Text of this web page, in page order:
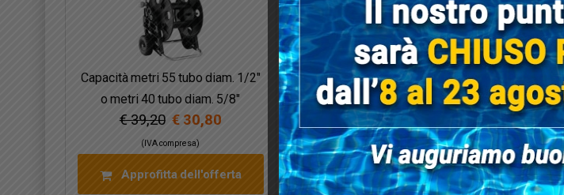
Capacità metri 55 tubo diam. 1/2″
o metri 40 tubo diam. 5/8″
€ 39,20 € 30,80
(IVA compresa)
Approfitta dell'offerta
Diam. int 15 mm = 5/8″. Rotolo 25
metri
€ 23,70 € 18,96
(IVA compresa)
Approfitta dell'offerta